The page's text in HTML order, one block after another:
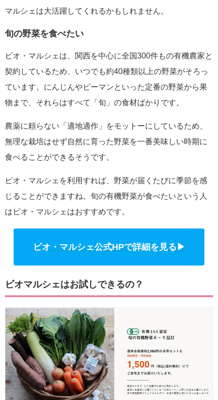
マルシェは大活躍してくれるかもしれません。
旬の野菜を食べたい
ビオ・マルシェは、関西を中心に全国300件もの有機農家と
契約しているため、いつでも約40種類以上の野菜がそろっ
ています。にんじんやピーマンといった定番の野菜から果
物まで、それらはすべて「旬」の食材ばかりです。
農薬に頼らない「適地適作」をモットーにしているため、
無理な栽培はせず自然に育った野菜を一番美味しい時期に
食べることができるそうです。
ビオ・マルシェを利用すれば、野菜が届くたびに季節を感
じることができますね。旬の有機野菜が食べたいという人
はビオ・マルシェはおすすめです。
ビオ・マルシェ公式HPで詳細を見る▶
ビオマルシェはお試しできるの？